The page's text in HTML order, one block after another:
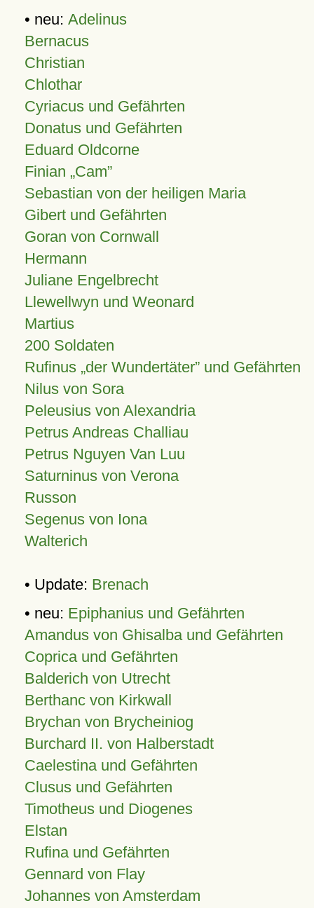
• neu: Adelinus
Bernacus
Christian
Chlothar
Cyriacus und Gefährten
Donatus und Gefährten
Eduard Oldcorne
Finian Cam
Sebastian von der heiligen Maria
Gibert und Gefährten
Goran von Cornwall
Hermann
Juliane Engelbrecht
Llewellwyn und Weonard
Martius
200 Soldaten
Rufinus „der Wundertäter” und Gefährten
Nilus von Sora
Peleusius von Alexandria
Petrus Andreas Challiau
Petrus Nguyen Van Luu
Saturninus von Verona
Russon
Segenus von Iona
Walterich
• Update: Brenach
• neu: Epiphanius und Gefährten
Amandus von Ghisalba und Gefährten
Coprica und Gefährten
Balderich von Utrecht
Berthanc von Kirkwall
Brychan von Brycheiniog
Burchard II. von Halberstadt
Caelestina und Gefährten
Clusus und Gefährten
Timotheus und Diogenes
Elstan
Rufina und Gefährten
Gennard von Flay
Johannes von Amsterdam